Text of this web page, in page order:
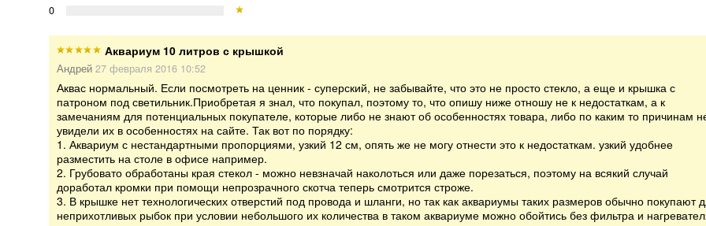
0
Аквариум 10 литров с крышкой
Андрей 27 февраля 2016 10:52
Аквас нормальный. Если посмотреть на ценник - суперский, не забывайте, что это не просто стекло, а еще и крышка с
патроном под светильник.Приобретая я знал, что покупал, поэтому то, что опишу ниже отношу не к недостаткам, а к
замечаниям для потенциальных покупателе, которые либо не знают об особенностях товара, либо по каким то причинам
увидели их в особенностях на сайте. Так вот по порядку:
1. Аквариум с нестандартными пропорциями, узкий 12 см, опять же не могу отнести это к недостаткам. узкий удобнее
разместить на столе в офисе например.
2. Грубовато обработаны края стекол - можно невзначай наколоться или даже порезаться, поэтому на всякий случай
доработал кромки при помощи непрозрачного скотча теперь смотрится строже.
3. В крышке нет технологических отверстий под провода и шланги, но так как аквариумы таких размеров обычно покупают
неприхотливых рыбок при условии небольшого их количества в таком аквариуме можно обойтись без фильтра и